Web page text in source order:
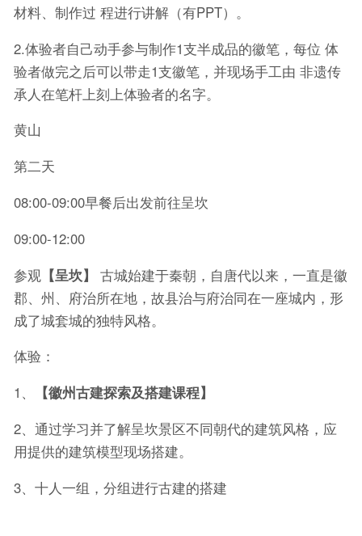
材料、制作过 程进行讲解（有PPT）。
2.体验者自己动手参与制作1支半成品的徽笔，每位 体
验者做完之后可以带走1支徽笔，并现场手工由 非遗传
承人在笔杆上刻上体验者的名字。
黄山
第二天
08:00-09:00早餐后出发前往呈坎
09:00-12:00
参观【呈坎】
古城始建于秦朝，自唐代以来，一直是徽
郡、州、府治所在地，故县治与府治同在一座城内，形
成了城套城的独特风格。
体验：
1、
【徽州古建探索及搭建课程】
2、通过学习并了解呈坎景区不同朝代的建筑风格，应
用提供的建筑模型现场搭建。
3、十人一组，分组进行古建的搭建